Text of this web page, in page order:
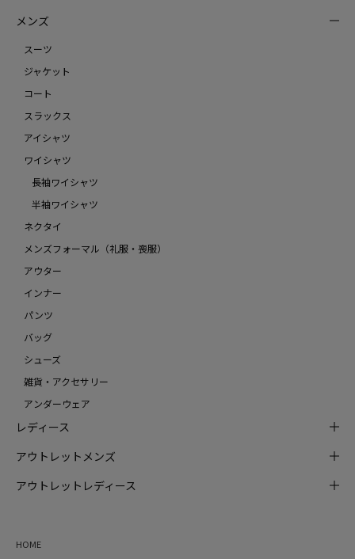
メンズ
スーツ
ジャケット
コート
スラックス
アイシャツ
ワイシャツ
長袖ワイシャツ
半袖ワイシャツ
ネクタイ
メンズフォーマル（礼服・喪服）
アウター
インナー
パンツ
バッグ
シューズ
雑貨・アクセサリー
アンダーウェア
レディース
アウトレットメンズ
アウトレットレディース
HOME